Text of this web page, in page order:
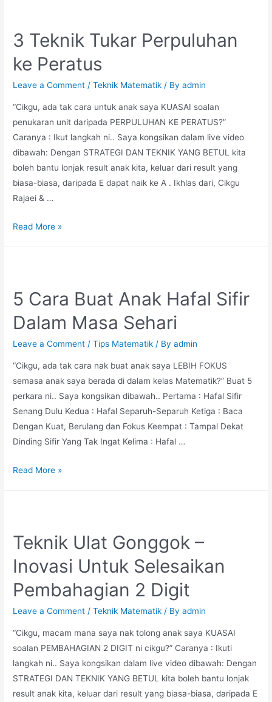
3 Teknik Tukar Perpuluhan
ke Peratus
Leave a Comment /Teknik Matematik / Byadmin
“Cikgu, ada tak cara untuk anak saya KUASAI soalan
penukaran unit daripada PERPULUHAN KE PERATUS?”
Caranya : Ikut langkah ni.. Saya kongsikan dalam live video
dibawah: Dengan STRATEGI DAN TEKNIK YANG BETUL kita
boleh bantu lonjak result anak kita, keluar dari result yang
biasa-biasa, daripada E dapat naik ke A . Ikhlas dari, Cikgu
Rajaei & …
3
Peratus
Read More »
5 Cara Buat Anak Hafal Sifir
Dalam Masa Sehari
Leave a Comment /Tips Matematik / Byadmin
“Cikgu, ada tak cara nak buat anak saya LEBIH FOKUS
semasa anak saya berada di dalam kelas Matematik?” Buat 5
perkara ni.. Saya kongsikan dibawah.. Pertama : Hafal Sifir
Senang Dulu Kedua : Hafal Separuh-Separuh Ketiga : Baca
Dengan Kuat, Berulang dan Fokus Keempat : Tampal Dekat
Dinding Sifir Yang Tak Ingat Kelima : Hafal …
5
Sifir
Dalam
Masa
Sehari
Read More »
Teknik Ulat Gonggok –
Inovasi Untuk Selesaikan
Pembahagian 2 Digit
Leave a Comment /Teknik Matematik / Byadmin
“Cikgu, macam mana saya nak tolong anak saya KUASAI
soalan PEMBAHAGIAN 2 DIGIT ni cikgu?” Caranya : Ikuti
langkah ni.. Saya kongsikan dalam live video dibawah: Dengan
STRATEGI DAN TEKNIK YANG BETUL kita boleh bantu lonjak
result anak kita, keluar dari result yang biasa-biasa, daripada E